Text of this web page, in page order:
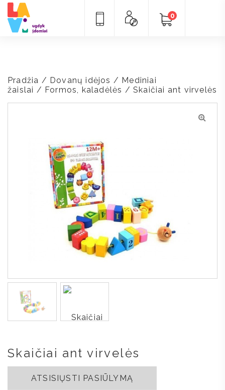
0
Pradžia / Dovanų idėjos / Mediniai
žaislai / Formos, kaladėlės / Skaičiai ant virvelės
Skaičiai ant virvelės
ATSISIŲSTI PASIŪLYMĄ